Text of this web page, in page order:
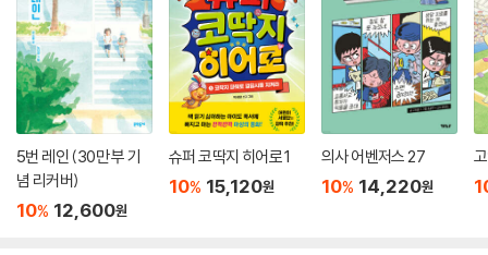
5번 레인 (30만 부 기
념 리커버)
10% 12,600원
슈퍼 코딱지 히어로 1
10% 15,120원
의사 어벤저스 27
10% 14,220원